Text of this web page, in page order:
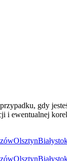
gdy
i ewentualnej
Olsztyn
Olsztyn